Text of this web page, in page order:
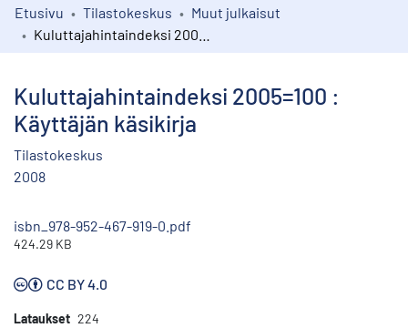
Kokoelmat
Etusivu Tilastokeskus
Muut julkaisut
Kuluttajahintaindeksi 2005=100 :
Käyttäjän käsikirja
Tilastokeskus
2008
isbn_978-952-467-919-0.pdf
424.29 KB
CC BY 4.0
Lataukset 224